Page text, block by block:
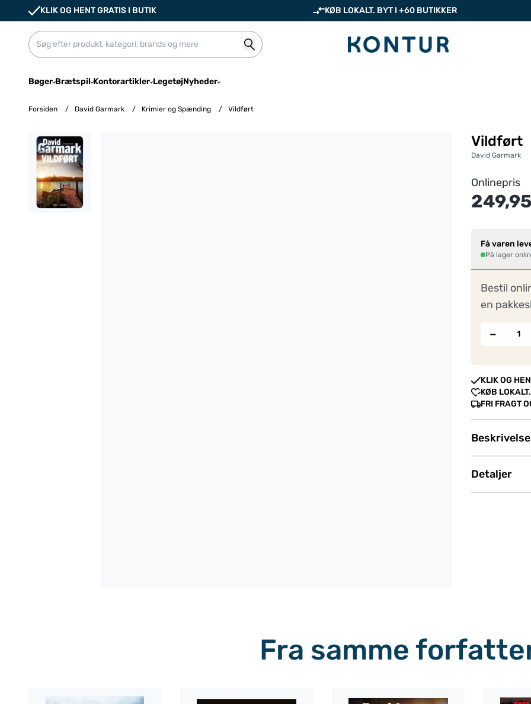
KLIK OG HENT GRATIS I BUTIK KØB LOKALT. BYT I +60 BUTIKKER
Bøger Brætspil Kontorartikler LegetøjNyheder
Forsiden / David Garmark / Krimier og Spænding / Vildført
Vildført
David Garmark
Onlinepris
Få varen
På lager
Bestil
en
−
KLIK OG
KØB
FRI FRAGT
Beskrivelse
Detaljer
Fra samme